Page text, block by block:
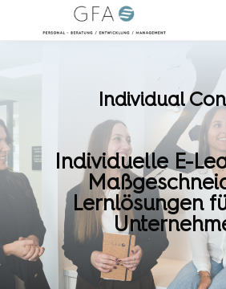
Individual
Individuelle E-
Lernlösungen